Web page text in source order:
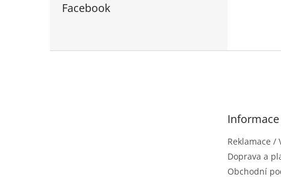
Facebook
Reklamace /
Doprava a
Obchodní